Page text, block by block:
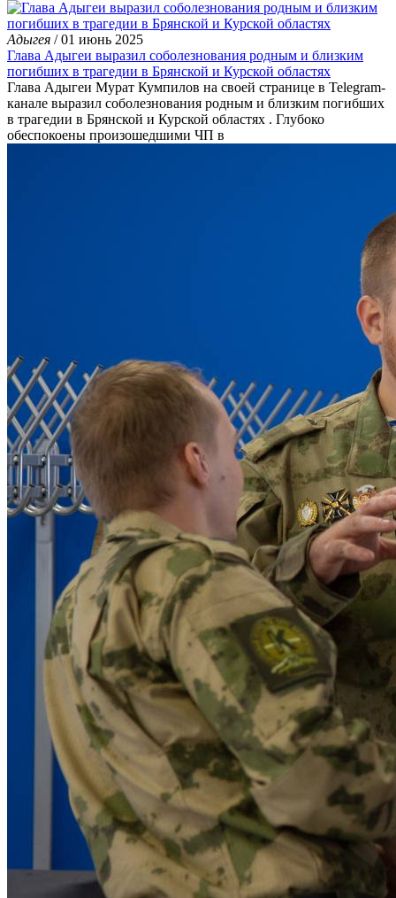
Адыгея / 01 июнь 2025
Глава Адыгеи выразил соболезнования родным и близким
погибших в трагедии в Брянской и Курской областях
Глава Адыгеи Мурат Кумпилов на своей странице в Telegram-
канале выразил соболезнования родным и близким погибших
в трагедии в Брянской и Курской областях . Глубоко
обеспокоены произошедшими ЧП в